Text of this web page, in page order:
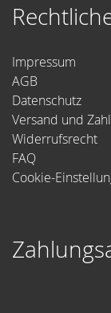
Impressum
AGB
Datenschutz
Versand und
Widerrufsrecht
FAQ
Cookie-